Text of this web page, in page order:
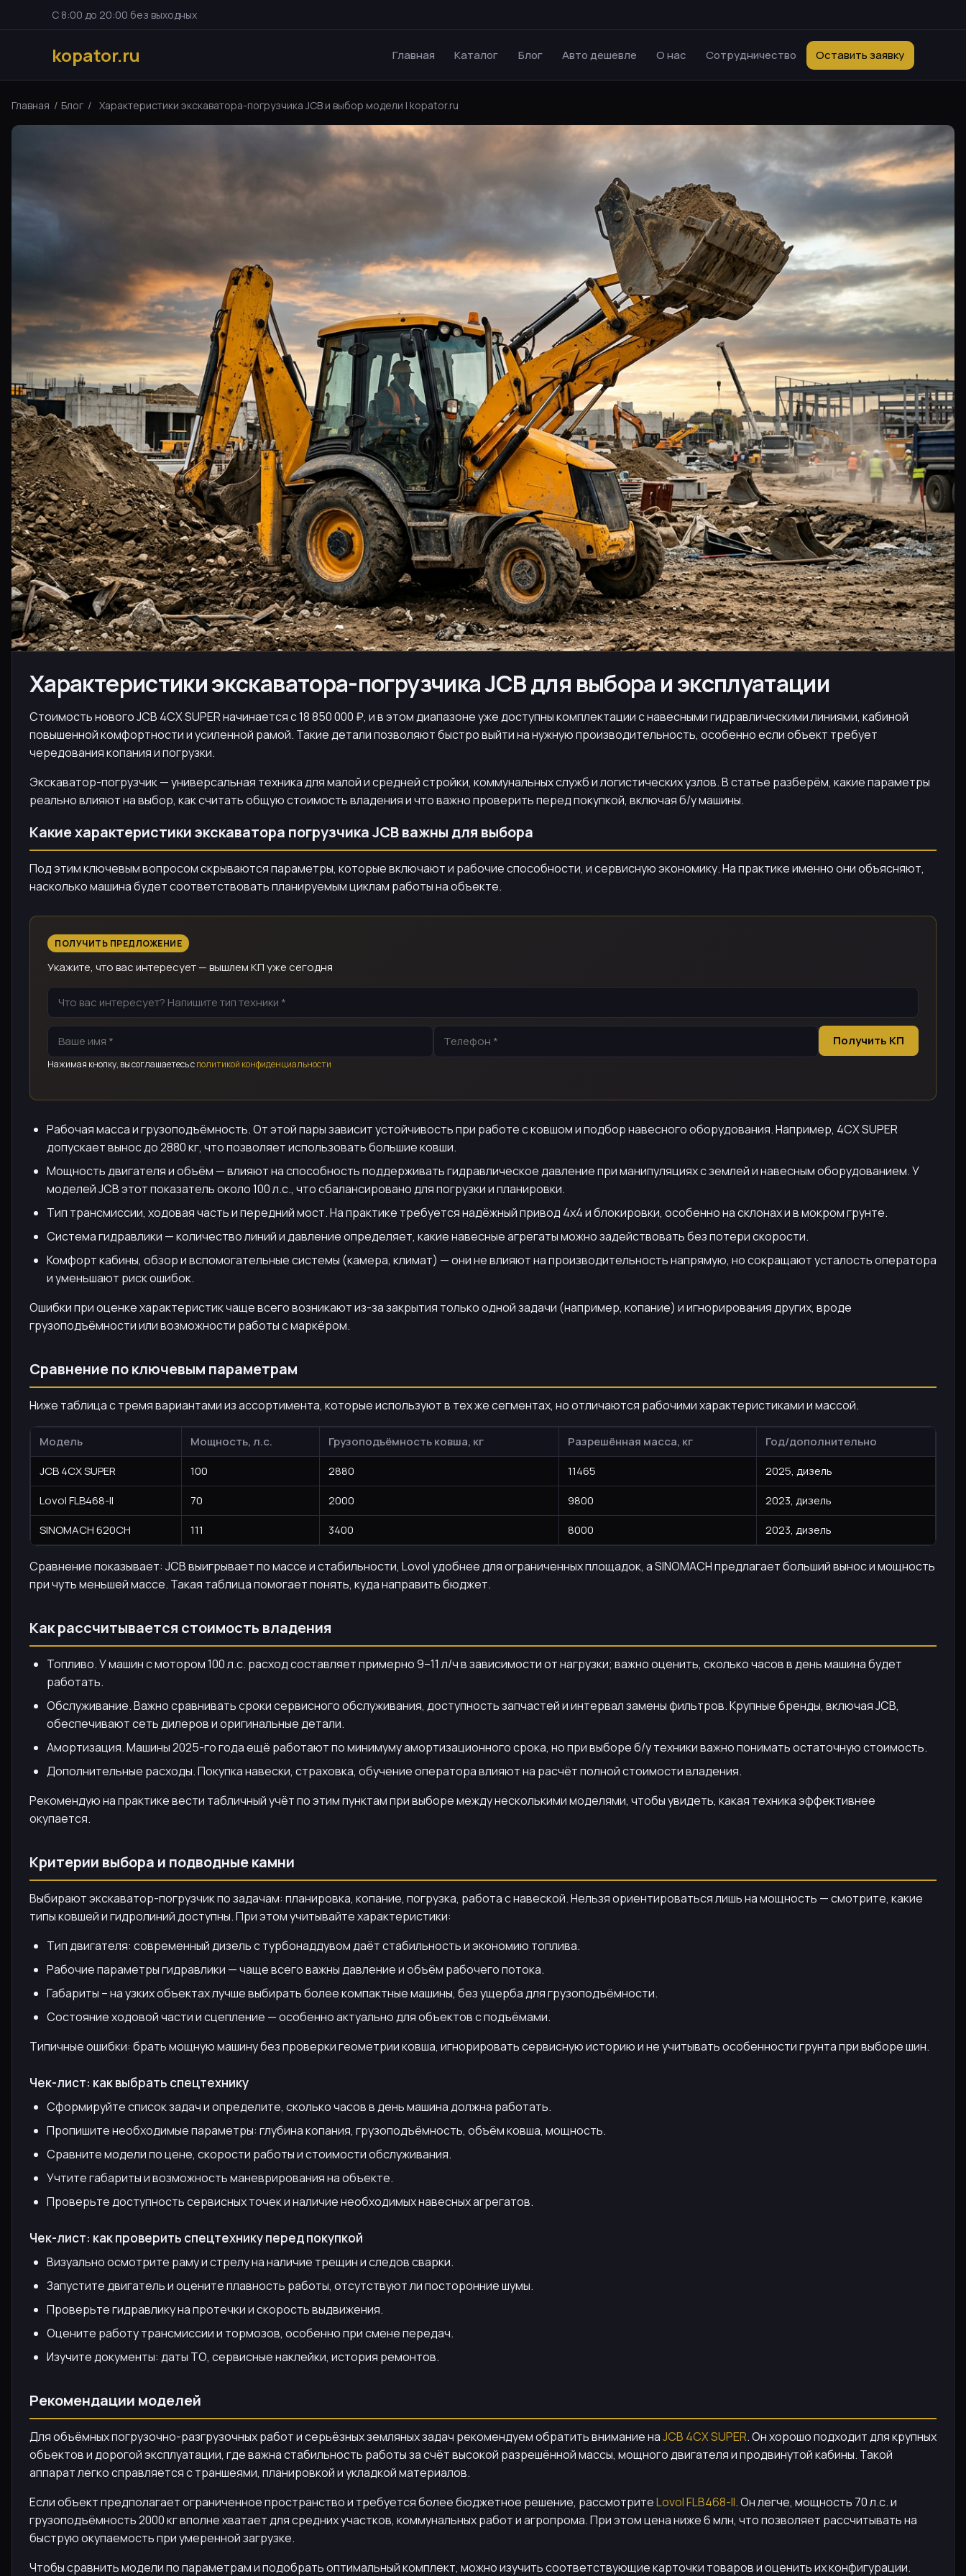
С 8:00 до 20:00 без выходных
kopator.ru Главная Каталог Блог Авто дешевле О нас Сотрудничество Оставить заявку
Главная / Блог / Характеристики экскаватора-погрузчика JCB и выбор модели | kopator.ru
Характеристики экскаватора-погрузчика JCB для выбора и эксплуатации
Стоимость нового JCB 4CX SUPER начинается с 18 850 000 ₽, и в этом диапазоне уже доступны комплектации с навесными гидравлическими линиями, кабиной
повышенной комфортности и усиленной рамой. Такие детали позволяют быстро выйти на нужную производительность, особенно если объект требует
чередования копания и погрузки.
Экскаватор-погрузчик — универсальная техника для малой и средней стройки, коммунальных служб и логистических узлов. В статье разберём, какие параметры
реально влияют на выбор, как считать общую стоимость владения и что важно проверить перед покупкой, включая б/у машины.
Какие характеристики экскаватора погрузчика JCB важны для выбора
Под этим ключевым вопросом скрываются параметры, которые включают и рабочие способности, и сервисную экономику. На практике именно они объясняют,
насколько машина будет соответствовать планируемым циклам работы на объекте.
ПОЛУЧИТЬ ПРЕДЛОЖЕНИЕ
Укажите, что вас интересует — вышлем КП уже сегодня
Получить КП
Нажимая кнопку, вы соглашаетесь сполитикой конфиденциальности
Рабочая масса и грузоподъёмность. От этой пары зависит устойчивость при работе с ковшом и подбор навесного оборудования. Например, 4CX SUPER
допускает вынос до 2880 кг, что позволяет использовать большие ковши.
Мощность двигателя и объём — влияют на способность поддерживать гидравлическое давление при манипуляциях с землей и навесным оборудованием. У
моделей JCB этот показатель около 100 л.с., что сбалансировано для погрузки и планировки.
Тип трансмиссии, ходовая часть и передний мост. На практике требуется надёжный привод 4х4 и блокировки, особенно на склонах и в мокром грунте.
Система гидравлики — количество линий и давление определяет, какие навесные агрегаты можно задействовать без потери скорости.
Комфорт кабины, обзор и вспомогательные системы (камера, климат) — они не влияют на производительность напрямую, но сокращают усталость оператора
и уменьшают риск ошибок.
Ошибки при оценке характеристик чаще всего возникают из-за закрытия только одной задачи (например, копание) и игнорирования других, вроде
грузоподъёмности или возможности работы с маркёром.
Сравнение по ключевым параметрам
Ниже таблица с тремя вариантами из ассортимента, которые используют в тех же сегментах, но отличаются рабочими характеристиками и массой.
Модель Мощность, л.с. Грузоподъёмность ковша, кг Разрешённая масса, кг
Год/дополнительно
JCB 4CX SUPER
100 2880 11465
2025, дизель
Lovol FLB468-II
70 2000 9800
2023, дизель
SINOMACH 620CH
111 3400 8000 2023, дизель
Сравнение показывает: JCB выигрывает по массе и стабильности, Lovol удобнее для ограниченных площадок, а SINOMACH предлагает больший вынос и мощность
при чуть меньшей массе. Такая таблица помогает понять, куда направить бюджет.
Как рассчитывается стоимость владения
Топливо. У машин с мотором 100 л.с. расход составляет примерно 9–11 л/ч в зависимости от нагрузки; важно оценить, сколько часов в день машина будет
работать.
Обслуживание. Важно сравнивать сроки сервисного обслуживания, доступность запчастей и интервал замены фильтров. Крупные бренды, включая JCB,
обеспечивают сеть дилеров и оригинальные детали.
Амортизация. Машины 2025-го года ещё работают по минимуму амортизационного срока, но при выборе б/у техники важно понимать остаточную стоимость.
Дополнительные расходы. Покупка навески, страховка, обучение оператора влияют на расчёт полной стоимости владения.
Рекомендую на практике вести табличный учёт по этим пунктам при выборе между несколькими моделями, чтобы увидеть, какая техника эффективнее
окупается.
Критерии выбора и подводные камни
Выбирают экскаватор-погрузчик по задачам: планировка, копание, погрузка, работа с навеской. Нельзя ориентироваться лишь на мощность — смотрите, какие
типы ковшей и гидролиний доступны. При этом учитывайте характеристики:
Тип двигателя: современный дизель с турбонаддувом даёт стабильность и экономию топлива.
Рабочие параметры гидравлики — чаще всего важны давление и объём рабочего потока.
Габариты – на узких объектах лучше выбирать более компактные машины, без ущерба для грузоподъёмности.
Состояние ходовой части и сцепление — особенно актуально для объектов с подъёмами.
Типичные ошибки: брать мощную машину без проверки геометрии ковша, игнорировать сервисную историю и не учитывать особенности грунта при выборе шин.
Чек-лист: как выбрать спецтехнику
Сформируйте список задач и определите, сколько часов в день машина должна работать.
Пропишите необходимые параметры: глубина копания, грузоподъёмность, объём ковша, мощность.
Сравните модели по цене, скорости работы и стоимости обслуживания.
Учтите габариты и возможность маневрирования на объекте.
Проверьте доступность сервисных точек и наличие необходимых навесных агрегатов.
Чек-лист: как проверить спецтехнику перед покупкой
Визуально осмотрите раму и стрелу на наличие трещин и следов сварки.
Запустите двигатель и оцените плавность работы, отсутствуют ли посторонние шумы.
Проверьте гидравлику на протечки и скорость выдвижения.
Оцените работу трансмиссии и тормозов, особенно при смене передач.
Изучите документы: даты ТО, сервисные наклейки, история ремонтов.
Рекомендации моделей
Для объёмных погрузочно-разгрузочных работ и серьёзных земляных задач рекомендуем обратить внимание наJCB 4CX SUPER. Он хорошо подходит для крупных
объектов и дорогой эксплуатации, где важна стабильность работы за счёт высокой разрешённой массы, мощного двигателя и продвинутой кабины. Такой
аппарат легко справляется с траншеями, планировкой и укладкой материалов.
Если объект предполагает ограниченное пространство и требуется более бюджетное решение, рассмотритеLovol FLB468-II. Он легче, мощность 70 л.с. и
грузоподъёмность 2000 кг вполне хватает для средних участков, коммунальных работ и агропрома. При этом цена ниже 6 млн, что позволяет рассчитывать на
быструю окупаемость при умеренной загрузке.
Чтобы сравнить модели по параметрам и подобрать оптимальный комплект, можно изучить соответствующие карточки товаров и оценить их конфигурации.